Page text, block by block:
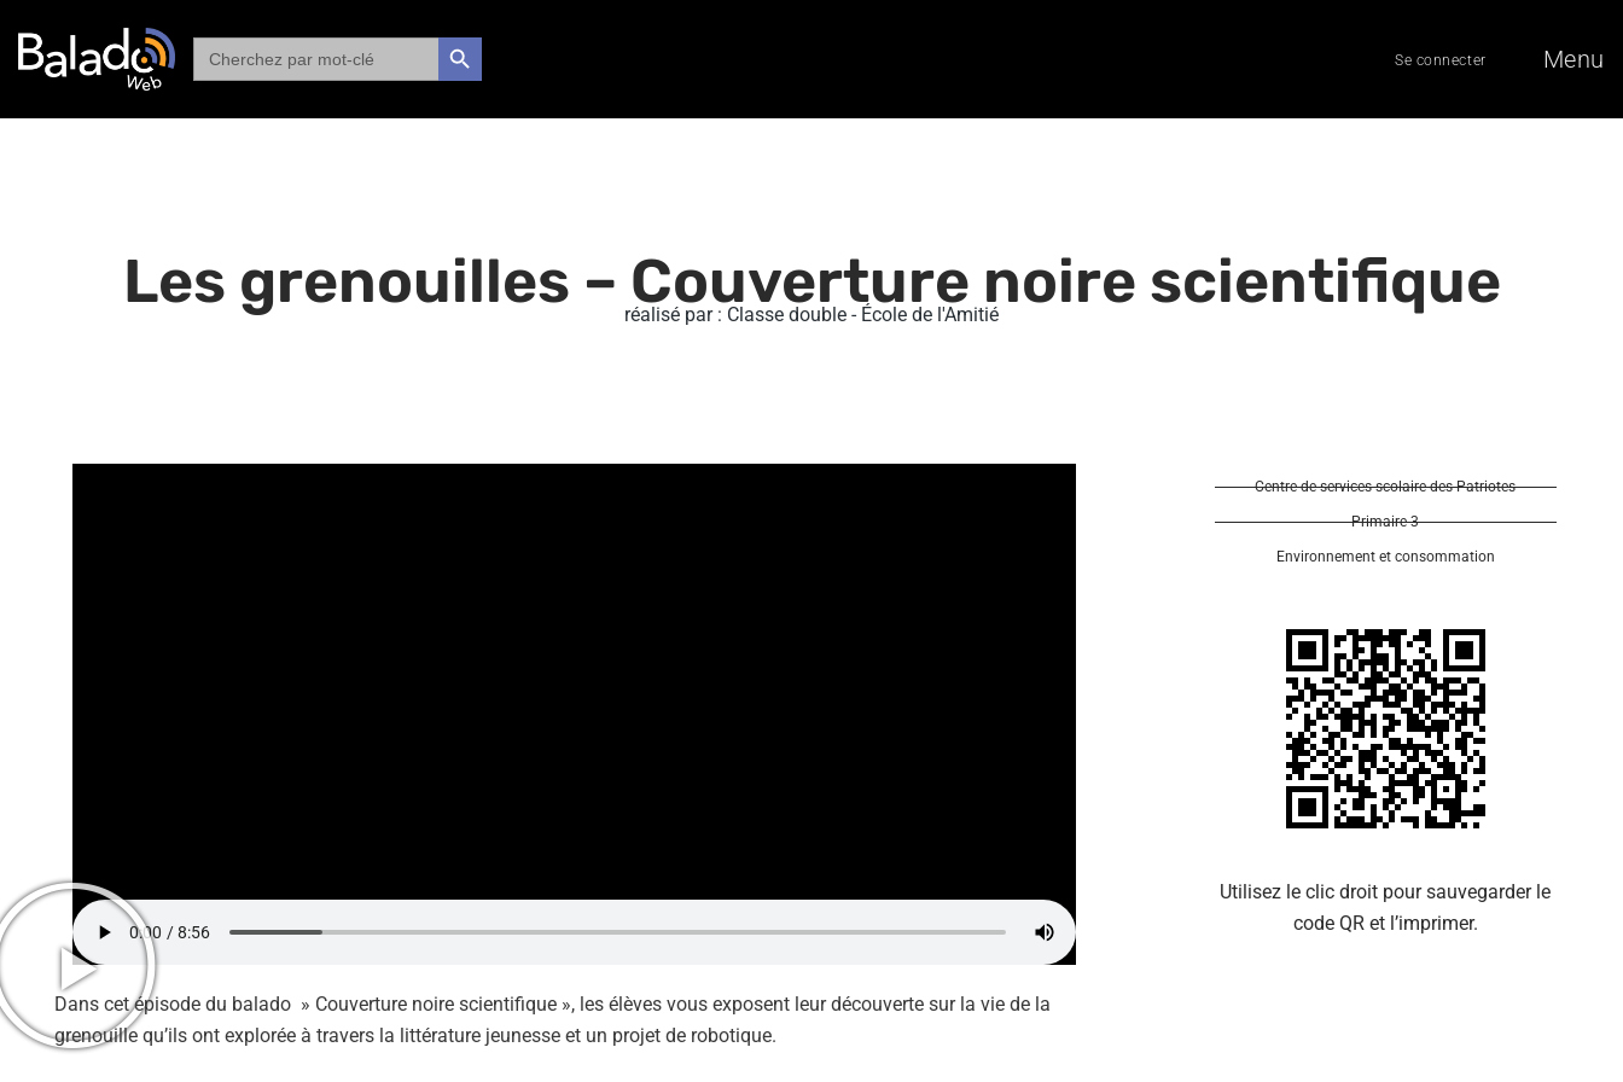
Search
for:
SEARCH BUTTON Se connecter Menu
Les grenouilles – Couverture noire scientifique
réalisé par : Classe double - École de l'Amitié
Dans cet épisode du balado » Couverture noire scientifique », les élèves vous exposent leur découverte sur la vie de la
grenouille qu’ils ont explorée à travers la littérature jeunesse et un projet de robotique.
Centre de services scolaire des Patriotes
Primaire 3
Environnement et consommation
Utilisez le clic droit pour sauvegarder le
code QR et l’imprimer.